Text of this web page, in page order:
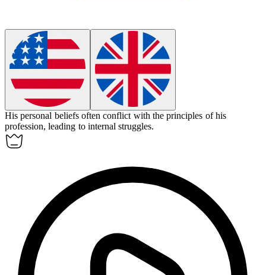
His personal beliefs oftenconflict with the principles of his
profession, leading to internal struggles.